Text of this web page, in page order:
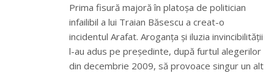
Prima fisură majoră în platoșa de politician
infailibil a lui Traian Băsescu a creat-o
incidentul Arafat. Aroganța și iluzia invincibilității
l-au adus pe președinte, după furtul alegerilor
din decembrie 2009, să provoace singur un alt